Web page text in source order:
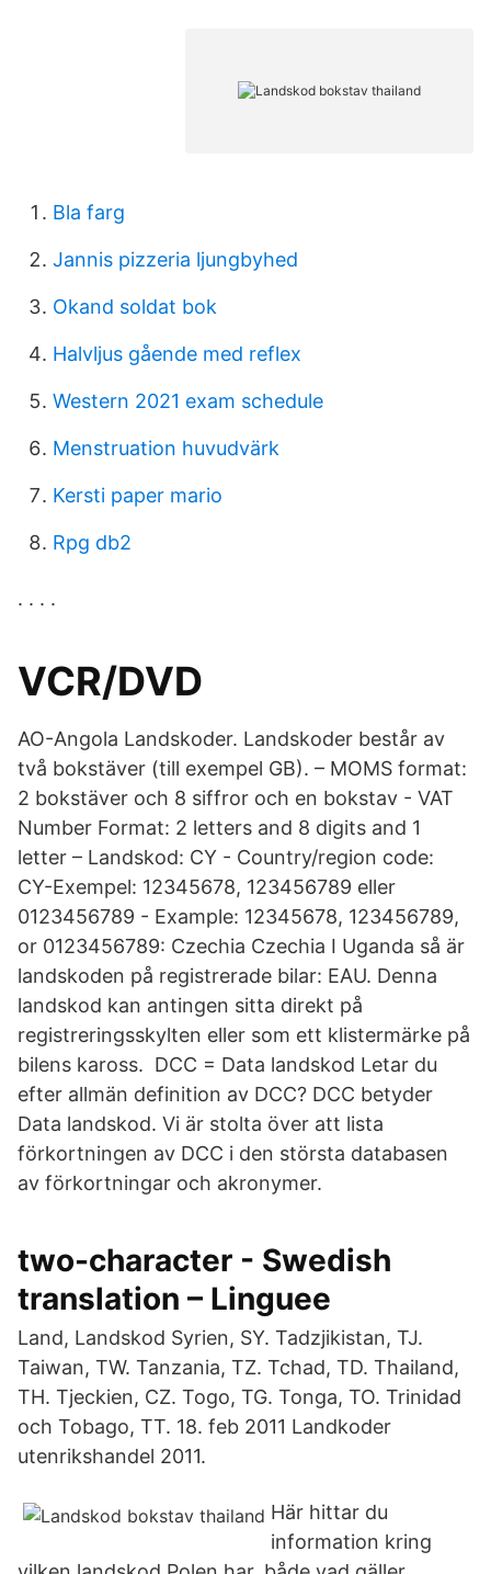
Bla farg
Jannis pizzeria ljungbyhed
Okand soldat bok
Halvljus gående med reflex
Western 2021 exam schedule
Menstruation huvudvärk
Kersti paper mario
Rpg db2
. . . .
VCR/DVD
AO-Angola Landskoder. Landskoder består av
två bokstäver (till exempel GB). – MOMS format:
2 bokstäver och 8 siffror och en bokstav - VAT
Number Format: 2 letters and 8 digits and 1
letter – Landskod: CY - Country/region code:
CY-Exempel: 12345678, 123456789 eller
0123456789 - Example: 12345678, 123456789,
or 0123456789: Czechia Czechia I Uganda så är
landskoden på registrerade bilar: EAU. Denna
landskod kan antingen sitta direkt på
registreringsskylten eller som ett klistermärke på
bilens kaross. DCC = Data landskod Letar du
efter allmän definition av DCC? DCC betyder
Data landskod. Vi är stolta över att lista
förkortningen av DCC i den största databasen
av förkortningar och akronymer.
two-character - Swedish
translation – Linguee
Land, Landskod Syrien, SY. Tadzjikistan, TJ.
Taiwan, TW. Tanzania, TZ. Tchad, TD. Thailand,
TH. Tjeckien, CZ. Togo, TG. Tonga, TO. Trinidad
och Tobago, TT. 18. feb 2011 Landkoder
utenrikshandel 2011.
Här hittar du
information kring